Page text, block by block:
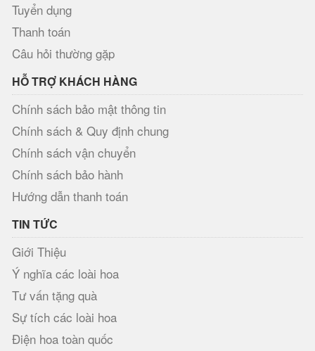
Tuyển dụng
Thanh toán
Câu hỏi thường gặp
HỖ TRỢ KHÁCH HÀNG
Chính sách bảo mật thông tin
Chính sách & Quy định chung
Chính sách vận chuyển
Chính sách bảo hành
Hướng dẫn thanh toán
TIN TỨC
Giới Thiệu
Ý nghĩa các loài hoa
Tư vấn tặng quà
Sự tích các loài hoa
Điện hoa toàn quốc